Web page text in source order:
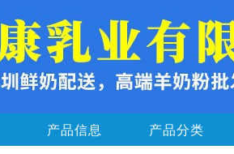
产品信息 产品分类